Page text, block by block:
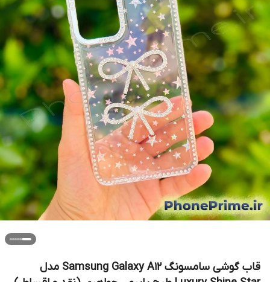
قاب گوشی سامسونگ Samsung Galaxy A12 مدل